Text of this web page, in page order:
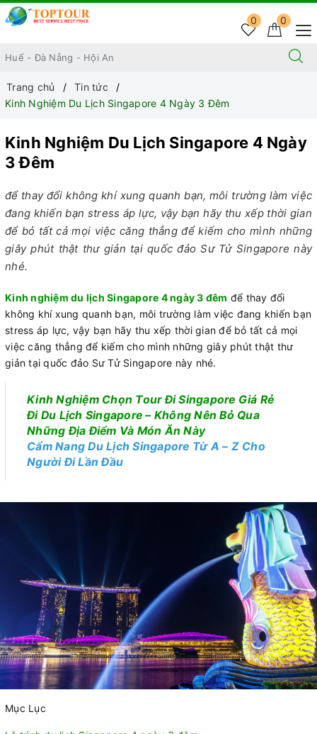
0
0
Trang chủ
Tin tức
Kinh Nghiệm Du Lịch Singapore 4 Ngày 3 Đêm
Kinh Nghiệm Du Lịch Singapore 4 Ngày
3 Đêm
để thay đổi không khí xung quanh bạn, môi trường làm việc
đang khiến bạn stress áp lực, vậy bạn hãy thu xếp thời gian
để bỏ tất cả mọi việc căng thẳng để kiếm cho mình những
giây phút thật thư giản tại quốc đảo Sư Tử Singapore này
nhé.
Kinh nghiệm du lịch Singapore 4 ngày 3 đêm để thay đổi
không khí xung quanh bạn, môi trường làm việc đang khiến bạn
stress áp lực, vậy bạn hãy thu xếp thời gian để bỏ tất cả mọi
việc căng thẳng để kiếm cho mình những giây phút thật thư
giản tại quốc đảo Sư Tử Singapore này nhé.
Kinh Nghiệm Chọn Tour Đi Singapore Giá Rẻ
Đi Du Lịch Singapore – Không Nên Bỏ Qua
Những Địa Điểm Và Món Ăn Này
Cẩm Nang Du Lịch Singapore Từ A – Z Cho
Người Đi Lần Đầu
Mục Lục